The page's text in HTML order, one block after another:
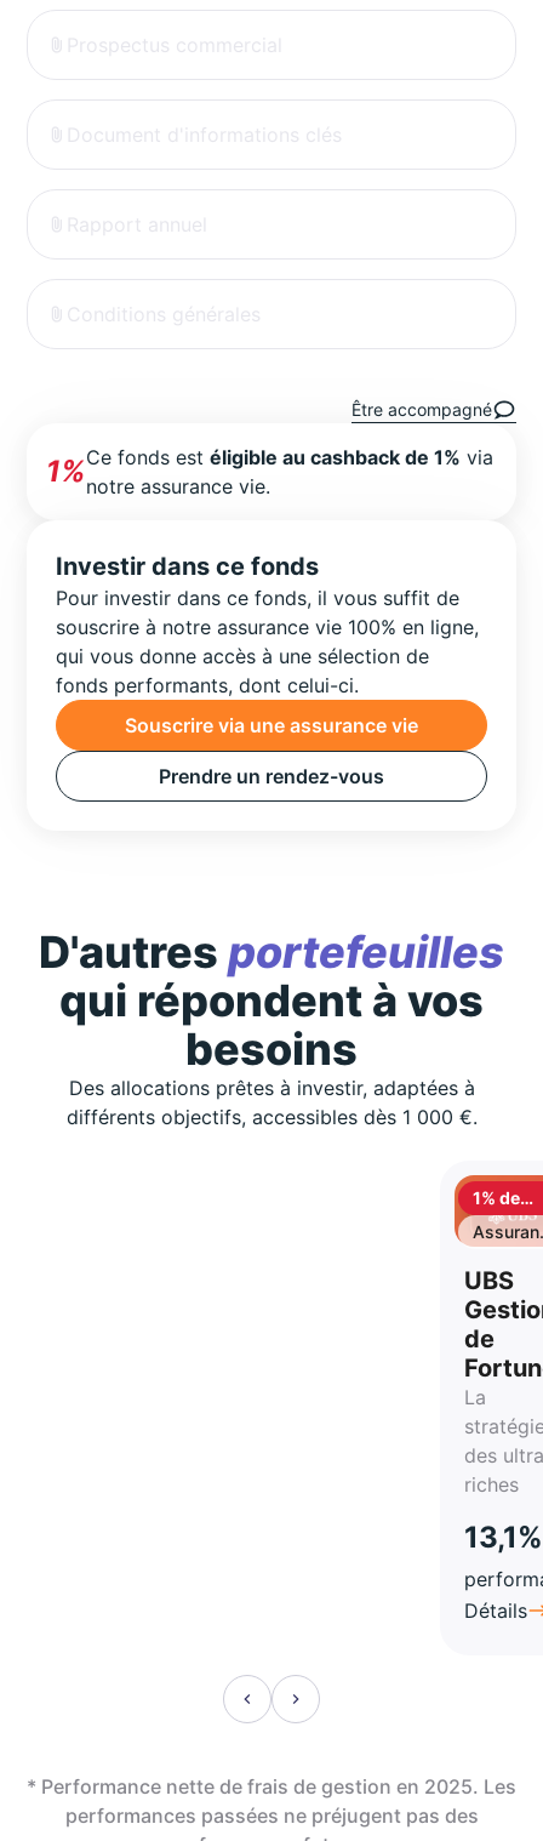
Prospectus commercial
Document d'informations clés
Rapport annuel
Conditions générales
Être accompagné
1%Ce fonds estéligible au cashback de 1% via
notre assurance vie.
Investir dans ce fonds
Pour investir dans ce fonds, il vous suffit de
souscrire à notre assurance vie 100% en ligne,
qui vous donne accès à une sélection de
fonds performants, dont celui-ci.
Souscrire via une assurance vie
Prendre un rendez-vous
D'autres portefeuilles
qui répondent à vos
besoins
Des allocations prêtes à investir, adaptées à
différents objectifs, accessibles dès 1 000 €.
1% de
UBS
de
La
des
riches
13,1%
Détails
* Performance nette de frais de gestion en 2025. Les
performances passées ne préjugent pas des